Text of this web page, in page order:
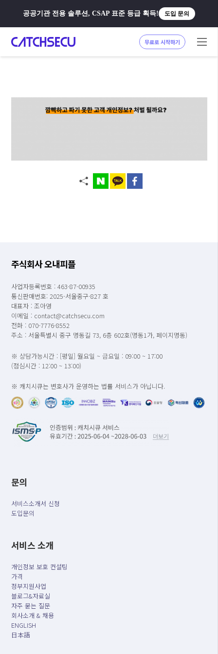
공공기관 전용 솔루션, CSAP 표준 등급 획득! 도입 문의
무료로 시작하기
주식회사 오내피플
사업자등록번호 : 463-87-00935
통신판매번호: 2025-서울중구-827 호
대표자 : 조아영
이메일 : contact@catchsecu.com
전화 : 070-7776-8552
주소 : 서울특별시 중구 명동길 73, 6층 602호(명동1가, 페이지명동)
※ 상담가능시간 : [평일] 월요일 ~ 금요일 : 09:00 ~ 17:00
(점심시간 : 12:00 ~ 13:00)
※ 캐치시큐는 변호사가 운영하는 법률 서비스가 아닙니다.
문의
서비스소개서 신청
도입문의
서비스 소개
개인정보 보호 컨설팅
가격
정부지원사업
블로그&자료실
자주 묻는 질문
회사소개 & 채용
ENGLISH
日本語